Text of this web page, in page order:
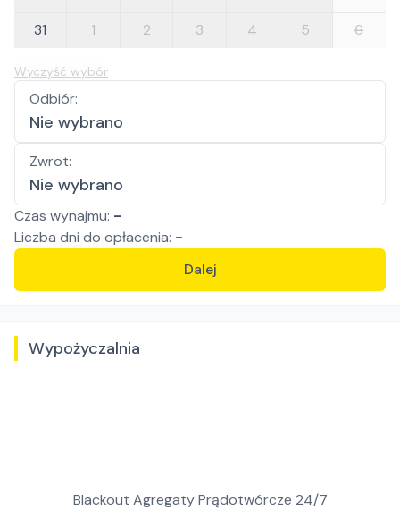
31
1 2 3 4 5 6
Wyczyść wybór
Odbiór:
Nie wybrano
Zwrot:
Nie wybrano
Czas wynajmu: -
Liczba dni do opłacenia: -
Dalej
Wypożyczalnia
Blackout Agregaty Prądotwórcze 24/7